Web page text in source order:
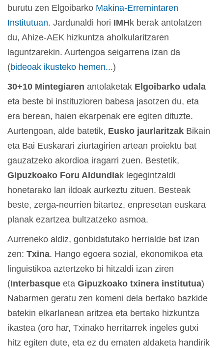
burutu zen Elgoibarko Makina-Erremintaren
Institutuan. Jardunaldi hori IMHk berak antolatzen
du, Ahize-AEK hizkuntza aholkularitzaren
laguntzarekin. Aurtengoa seigarrena izan da
(bideoak ikusteko hemen...)
30+10 Mintegiaren antolaketak Elgoibarko udala
eta beste bi instituzioren babesa jasotzen du, eta
era berean, haien ekarpenak ere egiten dituzte.
Aurtengoan, alde batetik, Eusko jaurlaritzak Bikain
eta Bai Euskarari ziurtagirien artean proiektu bat
gauzatzeko akordioa iragarri zuen. Bestetik,
Gipuzkoako Foru Aldundiak legegintzaldi
honetarako lan ildoak aurkeztu zituen. Besteak
beste, zerga-neurrien bitartez, enpresetan euskara
planak ezartzea bultzatzeko asmoa.
Aurreneko aldiz, gonbidatutako herrialde bat izan
zen: Txina. Hango egoera sozial, ekonomikoa eta
linguistikoa aztertzeko bi hitzaldi izan ziren
(Interbasque eta Gipuzkoako txinera institutua)
Nabarmen geratu zen komeni dela bertako bazkide
batekin elkarlanean aritzea eta bertako hizkuntza
ikastea (oro har, Txinako herritarrek ingeles gutxi
hitz egiten dute, eta ez du ematen aldaketa handirik